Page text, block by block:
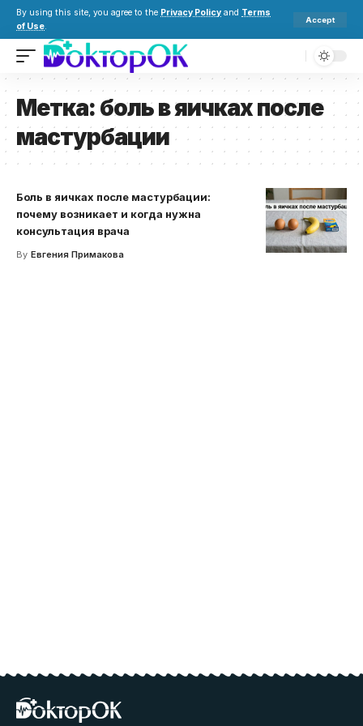
By using this site, you agree to the Privacy Policy and Terms
of Use.
Accept
Метка: боль в яичках после
мастурбации
Боль в яичках после мастурбации:
почему возникает и когда нужна
консультация врача
By Евгения Примакова